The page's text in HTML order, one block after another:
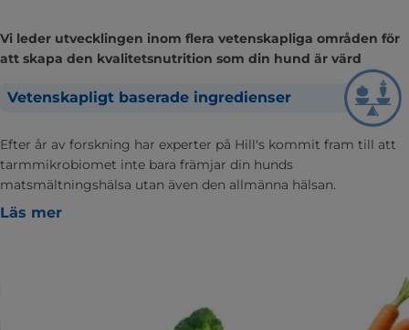
Vi leder utvecklingen inom flera vetenskapliga områden för
att skapa den kvalitetsnutrition som din hund är värd
Vetenskapligt baserade ingredienser
Efter år av forskning har experter på Hill's kommit fram till att
tarmmikrobiomet inte bara främjar din hunds
matsmältningshälsa utan även den allmänna hälsan.
Läs mer